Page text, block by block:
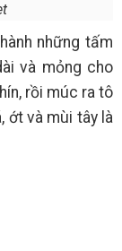
những tấm
và mỏng cho
rồi múc ra tô
ớt và mùi tây là